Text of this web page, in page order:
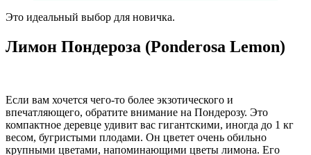
Это идеальный выбор для новичка.
Лимон Пондероза (Ponderosa Lemon)
Если вам хочется чего-то более экзотического и
впечатляющего, обратите внимание на Пондерозу. Это
компактное деревце удивит вас гигантскими, иногда до 1 кг
весом, бугристыми плодами. Он цветет очень обильно
крупными цветами, напоминающими цветы лимона. Его